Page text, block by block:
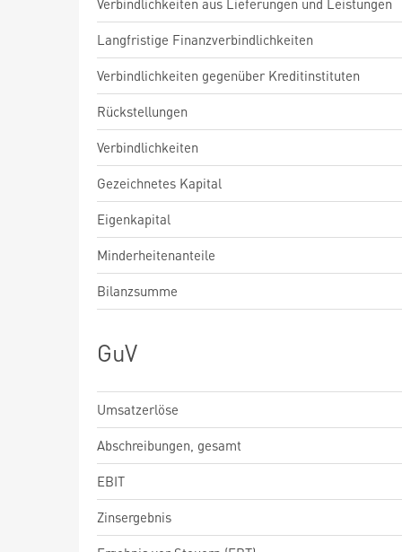
Verbindlichkeiten aus Lieferungen und Leistungen
Langfristige Finanzverbindlichkeiten
Verbindlichkeiten gegenüber Kreditinstituten
Rückstellungen
Verbindlichkeiten
Gezeichnetes Kapital
Eigenkapital
Minderheitenanteile
Bilanzsumme
GuV
Umsatzerlöse
Abschreibungen, gesamt
EBIT
Zinsergebnis